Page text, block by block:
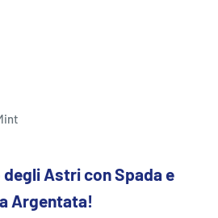
Astri con Spada e
Argentata!